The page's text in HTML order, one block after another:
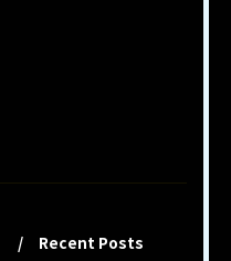
Recent Posts